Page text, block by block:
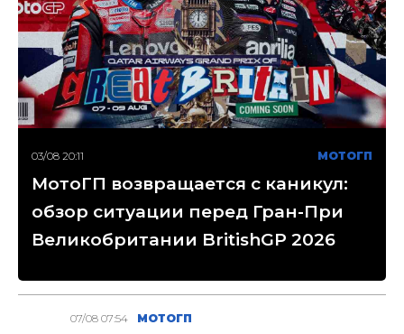
03/08 20:11 МОТОГП
МотоГП возвращается с каникул:
обзор ситуации перед Гран-При
Великобритании BritishGP 2026
07/08 07:54 МОТОГП